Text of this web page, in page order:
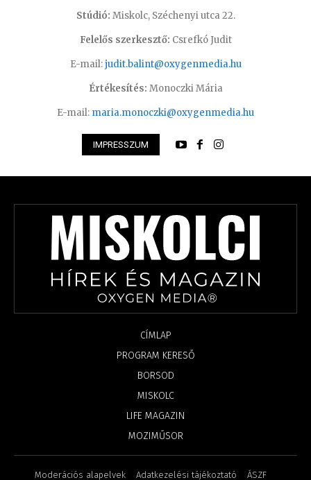
Stúdió: Miskolc, Széchenyi utca 22.
Felelős szerkesztő: Csrefkó Judit
E-mail:judit.balint@oxygenmedia.hu
Értékesítés: Monoczki Mária
E-mail: maria.monoczki@oxygenmedia.hu
IMPRESSZUM
CÍMLAP
PROGRAM KERESŐ
BORSOD
MISKOLC
LIFE MAGAZIN
MOZIMŰSOR
Moderációs alapelvek Adatkezelési tájékoztató ÁSZF